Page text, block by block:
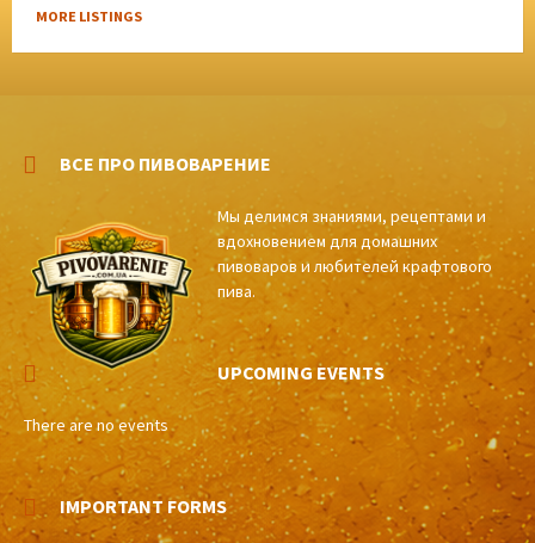
MORE LISTINGS
ВСЕ ПРО ПИВОВАРЕНИЕ
Мы делимся знаниями, рецептами и
вдохновением для домашних
пивоваров и любителей крафтового
пива.
UPCOMING EVENTS
There are no events
IMPORTANT FORMS